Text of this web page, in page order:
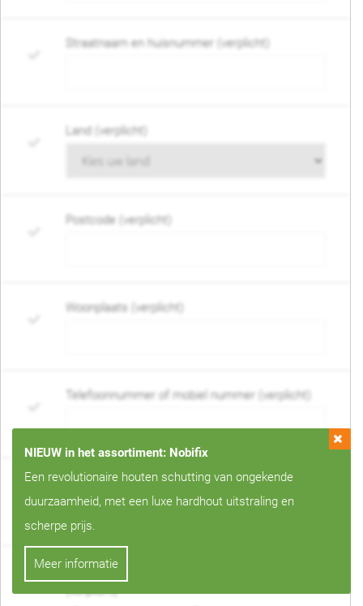
Straatnaam en huisnummer (verplicht)
Land (verplicht)
Postcode (verplicht)
Woonplaats (verplicht)
Telefoonnummer of mobiel nummer (verplicht)
E-mail adres (verplicht)
Wanneer mag de schutting geplaatst worden?
(verplicht)
NIEUW in het assortiment: Nobifix
Een revolutionaire houten schutting van ongekende
duurzaamheid, met een luxe hardhout uitstraling en
scherpe prijs.
Meer informatie